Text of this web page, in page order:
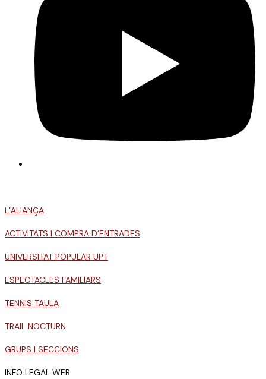
L’ALIANÇA
ACTIVITATS I COMPRA D’ENTRADES
UNIVERSITAT POPULAR UPT
ESPECTACLES FAMILIARS
TENNIS TAULA
TRAIL NOCTURN
GRUPS I SECCIONS
INFO LEGAL WEB